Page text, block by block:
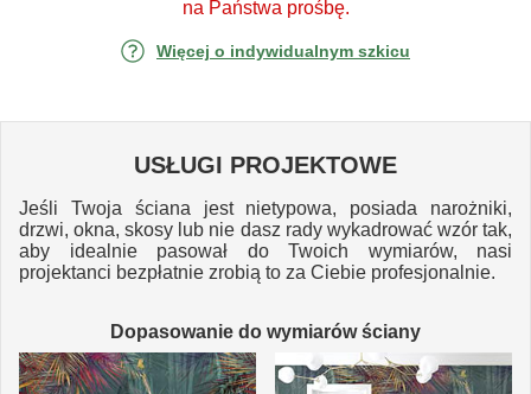
na Państwa prośbę.
Więcej o indywidualnym szkicu
USŁUGI PROJEKTOWE
Jeśli Twoja ściana jest nietypowa, posiada narożniki,
drzwi, okna, skosy lub nie dasz rady wykadrować wzór tak,
aby idealnie pasował do Twoich wymiarów, nasi
projektanci bezpłatnie zrobią to za Ciebie profesjonalnie.
Dopasowanie do wymiarów ściany